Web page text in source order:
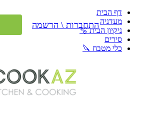
דף הבית
מעדניה
ניקיון הבית 🫧
סירים
כלי מטבח 🔪
התחברות \ הרשמה